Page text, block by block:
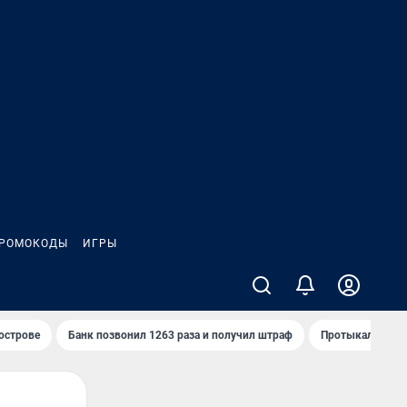
ИГРЫ
Банк позвонил 1263 раза и получил штраф Протыкал